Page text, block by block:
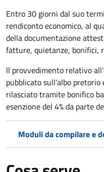
Entro 30 giorni dal suo
rendiconto economico, al
della documentazione
fatture, quietanze, bonifici,
Il provvedimento relativo
pubblicatosull'albo pretorio
rilasciato tramite bonifico
esenzione del 4% da parte
Moduli da compilare e